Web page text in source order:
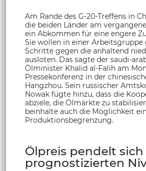
Am Rande des G-20-Treffens in
die beiden Länder am
ein Abkommen für eine engere
Sie wollen in einer Arbeitsgruppe
Schritte gegen die anhaltend
ausloten. Das sagte der saudi-
Ölminister Khalid al-Falih am
Pressekonferenz in der
Hangzhou. Sein russischer
Nowak fügte hinzu, dass die
abziele, die Ölmärkte zu
beinhalte auch die Möglichkeit
Produktionsbegrenzung.
Ölpreis pendelt
prognostizierten